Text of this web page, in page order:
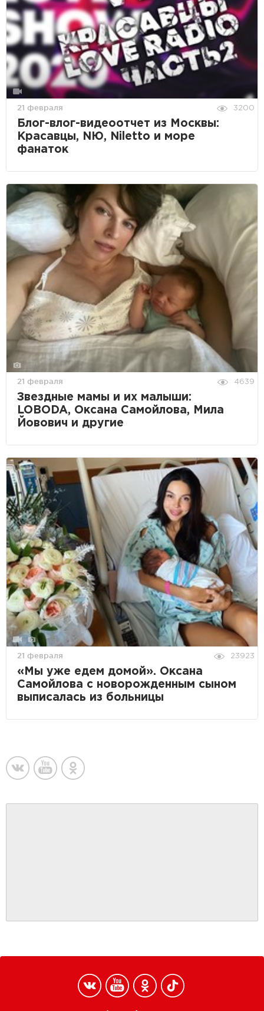
21 февраля 3200
Блог-влог-видеоотчет из Москвы:
Красавцы, NЮ, Niletto и море
фанаток
21 февраля 4639
Звездные мамы и их малыши:
LOBODA, Оксана Самойлова, Мила
Йовович и другие
21 февраля 23923
«Мы уже едем домой». Оксана
Самойлова с новорожденным сыном
выписалась из больницы